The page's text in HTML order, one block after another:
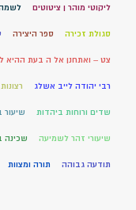
ליקוטי מוהר ן ציטוטים
סגולת זכירה ספר היצירה
צט – ואתחנן אל ה בעת ההיא
רבי יהודה לייב אשלג
שדים ורוחות ביהדות
שיעורי זהר לשמיעה שכינה
תודעה גבוהה תורה ומצוות